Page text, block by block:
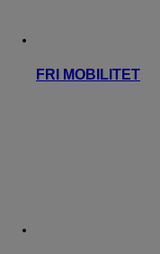
FRI MOBILITET